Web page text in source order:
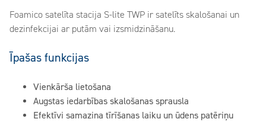
Foamico satelīta stacija S-lite TWP ir satelīts skalošanai un
dezinfekcijai ar putām vai izsmidzināšanu.
Īpašas funkcijas
Vienkārša lietošana
Augstas iedarbības skalošanas sprausla
Efektīvi samazina tīrīšanas laiku un ūdens patēriņu